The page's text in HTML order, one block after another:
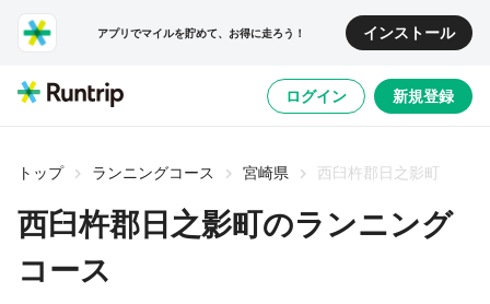
アプリでマイルを貯めて、お得に走ろう！ インストール
ログイン 新規登録
トップ ランニングコース 宮崎県 西臼杵郡日之影町
西臼杵郡日之影町のランニング
コース